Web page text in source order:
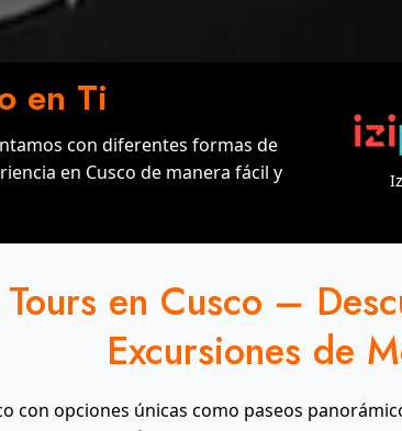
en Ti
con diferentes formas de
en Cusco de manera fácil y
en Cusco –
Excursiones de
con opciones únicas como paseos